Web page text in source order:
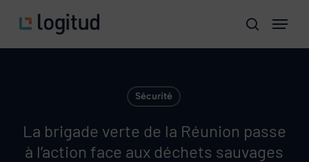
search
Menu
Sécurité
La brigade verte de la Réunion passe
à l’action face aux déchets sauvages